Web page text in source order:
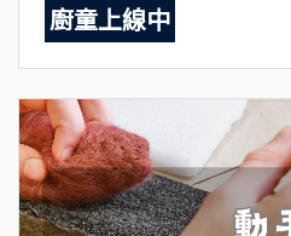
廚童上線中